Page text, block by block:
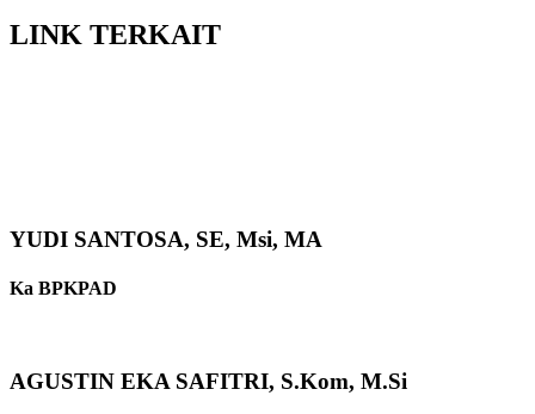
LINK TERKAIT
YUDI SANTOSA, SE, Msi, MA
Ka BPKPAD
AGUSTIN EKA SAFITRI, S.Kom, M.Si